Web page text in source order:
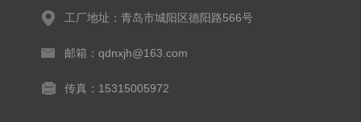
工厂地址：青岛市城阳区德阳路566号
邮箱：qdnxjh@163.com
传真：15315005972